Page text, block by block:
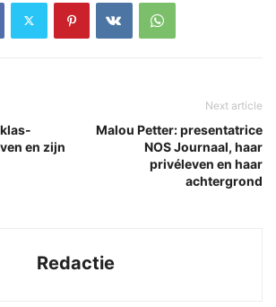
en zijn
Next article
Malou Petter: presentatrice
NOS Journaal, haar
privéleven en haar
achtergrond
Redactie